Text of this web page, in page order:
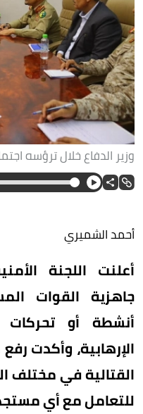
وزير الدفاع خلال ترؤسه
أحمد الشميري
أعلنت اللجنة
جاهزية القوات
أنشطة أو تحركات
الإرهابية، وأكدت
القتالية في مختلف
للتعامل مع أي